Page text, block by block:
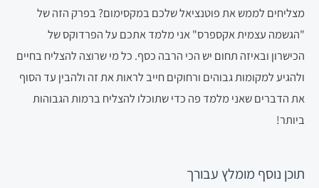
מצליחים לממש את פוטנציאל שלכם במקסימום? בפרק הזה של
"הגשמה עצמית אקספרס" אני מלמד אתכם על הפרדוקס של
הכישרון ובאיזה תחום יש הכי הרבה כסף. כל מי שרוצה להצליח בחיים
ולהגיע למקומות גבוהים ורחוקים חייב לראות את זה ולהבין עד הסוף
את הדברים שאני מלמד פה כדי שתוכלו להצליח ברמות הגבוהות
ביותר!
תוכן נוסף מומלץ עבורך